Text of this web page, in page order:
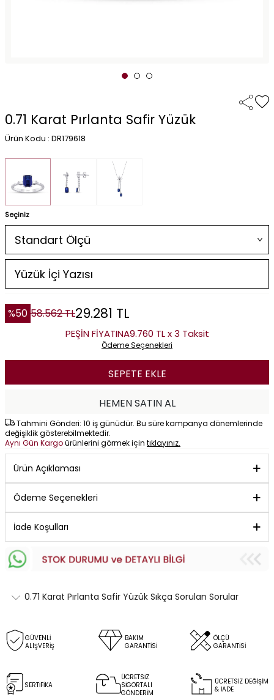
0.71 Karat Pırlanta Safir Yüzük
Ürün Kodu : DR179618
Seçiniz
%50 58.562TL29.281 TL
PEŞİN FİYATINA9.760 TL x 3 Taksit
Ödeme Seçenekleri
SEPETE EKLE
HEMEN SATIN AL
Tahmini Gönderi: 10 iş günüdür. Bu süre kampanya dönemlerinde
değişiklik gösterebilmektedir.
Aynı Gün Kargoürünlerini görmek için tıklayınız.
Ürün Açıklaması
Ödeme Seçenekleri
İade Koşulları
0.71 Karat Pırlanta Safir Yüzük Sıkça Sorulan Sorular
GÜVENLİ
ALIŞVERİŞ
BAKIM
GARANTİSİ
ÖLÇÜ
GARANTİSİ
SERTİFİKA
ÜCRETSİZ
SİGORTALI
GÖNDERİM
ÜCRETSİZ DEĞİŞİM
& İADE